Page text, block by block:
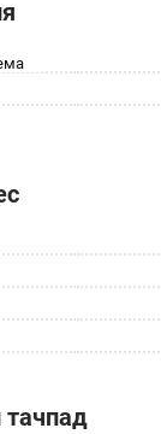
тачпад